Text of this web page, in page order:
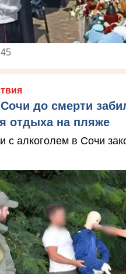
до смерти
отдыха на пляже
с алкоголем в Сочи